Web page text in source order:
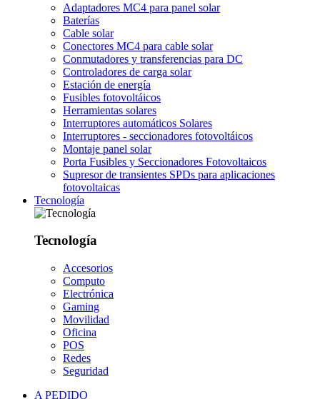
Adaptadores MC4 para panel solar
Baterías
Cable solar
Conectores MC4 para cable solar
Conmutadores y transferencias para DC
Controladores de carga solar
Estación de energía
Fusibles fotovoltáicos
Herramientas solares
Interruptores automáticos Solares
Interruptores - seccionadores fotovoltáicos
Montaje panel solar
Porta Fusibles y Seccionadores Fotovoltaicos
Supresor de transientes SPDs para aplicaciones
fotovoltaicas
Tecnología
Tecnología
Accesorios
Computo
Electrónica
Gaming
Movilidad
Oficina
POS
Redes
Seguridad
A PEDIDO